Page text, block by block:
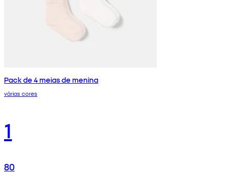
Pack de 4 meias de menina
várias cores
1
80